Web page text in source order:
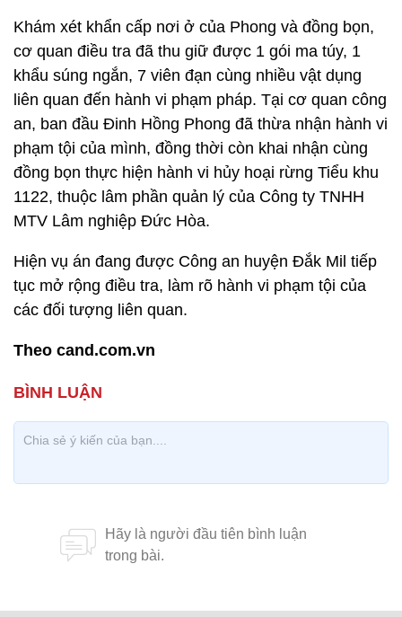
Khám xét khẩn cấp nơi ở của Phong và đồng bọn,
cơ quan điều tra đã thu giữ được 1 gói ma túy, 1
khẩu súng ngắn, 7 viên đạn cùng nhiều vật dụng
liên quan đến hành vi phạm pháp. Tại cơ quan công
an, ban đầu Đinh Hồng Phong đã thừa nhận hành vi
phạm tội của mình, đồng thời còn khai nhận cùng
đồng bọn thực hiện hành vi hủy hoại rừng Tiểu khu
1122, thuộc lâm phần quản lý của Công ty TNHH
MTV Lâm nghiệp Đức Hòa.
Hiện vụ án đang được Công an huyện Đắk Mil tiếp
tục mở rộng điều tra, làm rõ hành vi phạm tội của
các đối tượng liên quan.
Theo cand.com.vn